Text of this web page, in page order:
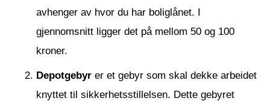
avhenger av hvor du har boliglånet. I
gjennomsnitt ligger det på mellom 50 og 100
kroner.
Depotgebyrer et gebyr som skal dekke arbeidet
knyttet til sikkerhetsstillelsen. Dette gebyret